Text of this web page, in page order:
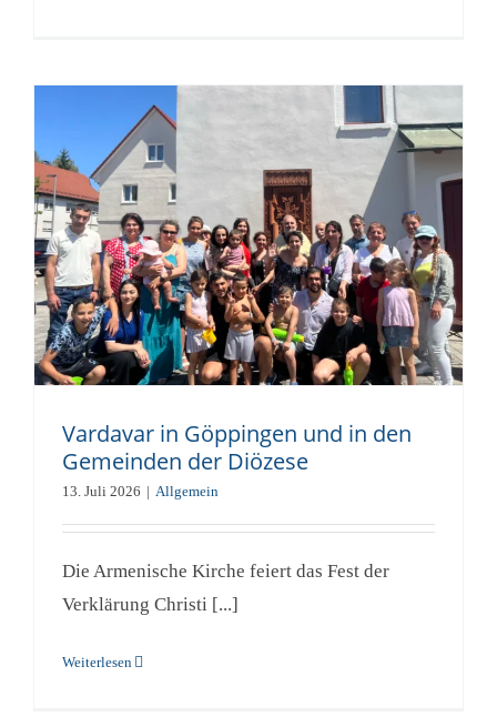
Vardavar in Göppingen und in den
Gemeinden der Diözese
13. Juli 2026 | Allgemein
Die Armenische Kirche feiert das Fest der
Verklärung Christi [...]
Weiterlesen